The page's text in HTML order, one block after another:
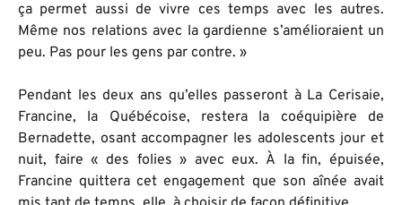
ça permet aussi de vivre ces temps avec les autres.
Même nos relations avec la gardienne s’amélioraient un
peu. Pas pour les gens par contre. »
Pendant les deux ans qu’elles passeront à La Cerisaie,
Francine, la Québécoise, restera la coéquipière de
Bernadette, osant accompagner les adolescents jour et
nuit, faire « des folies » avec eux. À la fin, épuisée,
Francine quittera cet engagement que son aînée avait